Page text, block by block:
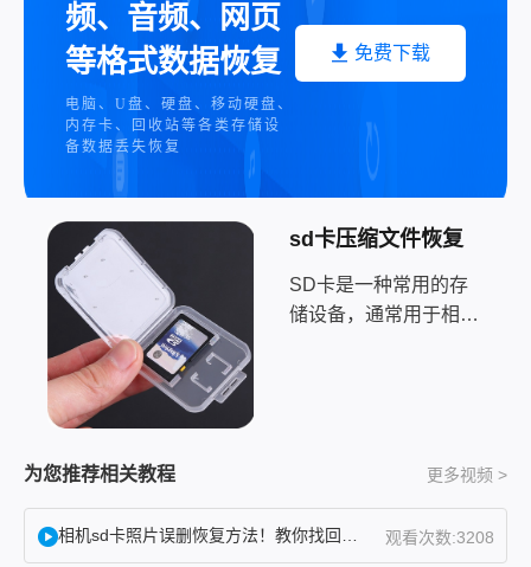
频、音频、网页
等格式数据恢复
电脑、U盘、硬盘、移动硬盘、
内存卡、回收站等各类存储设
备数据丢失恢复
免费下载
sd卡压缩文件恢复
​SD卡是一种常用的存
储设备，通常用于相
化，从而丢失了其中的
介绍一些常用的方法
为您推荐相关教程 更多视频 >
观看次数:3208